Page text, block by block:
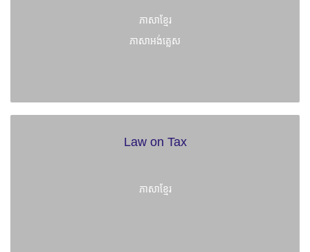
ភាសាខ្មែរ
ភាសាអង់គ្លេស
Law on Tax
ភាសាខ្មែរ